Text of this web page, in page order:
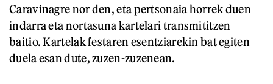
Caravinagre nor den, eta pertsonaia horrek duen
indarra eta nortasuna kartelari transmititzen
baitio. Kartelak festaren esentziarekin bat egiten
duela esan dute, zuzen-zuzenean.